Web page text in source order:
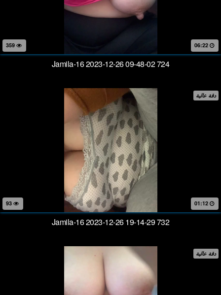
06:22
Jamila-16 2023-12-26 09-48-02 724
دقة عالية
01:12
Jamila-16 2023-12-26 19-14-29 732
دقة عالية